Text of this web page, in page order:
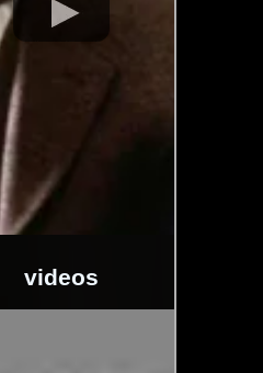
videos